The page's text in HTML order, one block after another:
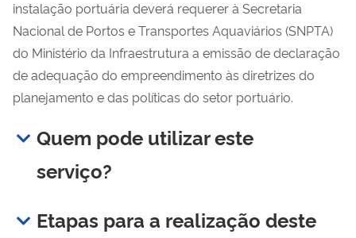
instalação portuária deverá requerer à Secretaria
Nacional de Portos e Transportes Aquaviários (SNPTA)
do Ministério da Infraestrutura a emissão de declaração
de adequação do empreendimento às diretrizes do
planejamento e das políticas do setor portuário.
Quem pode utilizar este
serviço?
Etapas para a realização deste